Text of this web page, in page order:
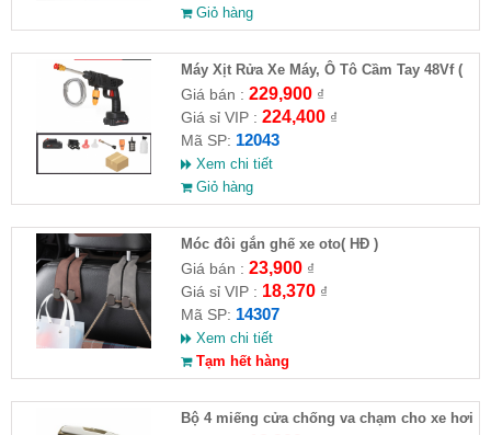
Giỏ hàng
Máy Xịt Rửa Xe Máy, Ô Tô Cầm Tay 48Vf (
HĐ )
Giá bán : 229,900₫
Giá sỉ VIP : 224,400₫
Mã SP: 12043
Xem chi tiết
Giỏ hàng
Móc đôi gắn ghế xe oto( HĐ )
Giá bán : 23,900₫
Giá sỉ VIP : 18,370₫
Mã SP: 14307
Xem chi tiết
Tạm hết hàng
Bộ 4 miếng cửa chống va chạm cho xe hơi